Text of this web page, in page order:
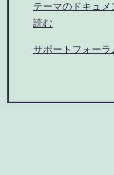
テーマのドキュ
読む
サポートフォー